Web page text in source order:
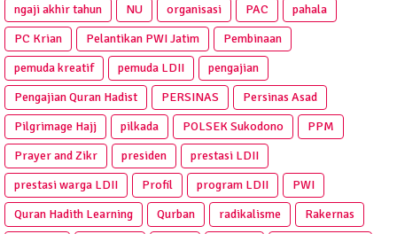
ngaji akhir tahun
NU organisasi PAC
pahala
PC Krian
Pelantikan PWI Jatim
Pembinaan
pemuda kreatif
pemuda LDII
pengajian
Pengajian Quran Hadist
PERSINAS
Persinas Asad
Pilgrimage Hajj
pilkada POLSEK Sukodono
PPM
Prayer and Zikr
presiden
prestasi LDII
prestasi warga LDII
Profil program LDII
PWI
Quran Hadith Learning
Qurban radikalisme
Rakernas